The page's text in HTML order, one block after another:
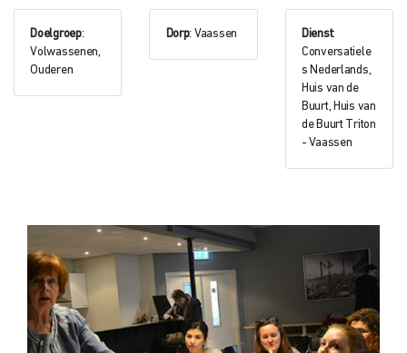
Doelgroep:
Volwassenen,
Ouderen
Dorp: Vaassen Dienst:
Conversatiele
s Nederlands,
Huis van de
Buurt, Huis van
de Buurt Triton
- Vaassen